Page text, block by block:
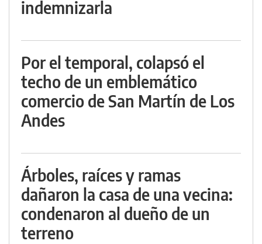
indemnizarla
Por el temporal, colapsó el
techo de un emblemático
comercio de San Martín de Los
Andes
Árboles, raíces y ramas
dañaron la casa de una vecina:
condenaron al dueño de un
terreno